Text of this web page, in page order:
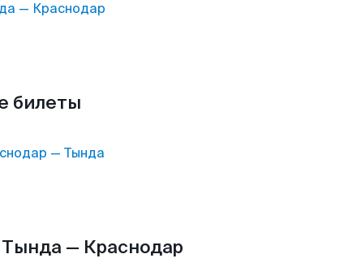
— Краснодар
билеты
— Тында
— Краснодар